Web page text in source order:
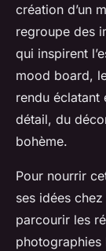
création d’un
regroupe des
qui inspirent
mood board,
rendu éclatant
détail, du
bohème.
Pour nourrir
ses idées
parcourir les
photographies